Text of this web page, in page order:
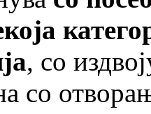
, со
со